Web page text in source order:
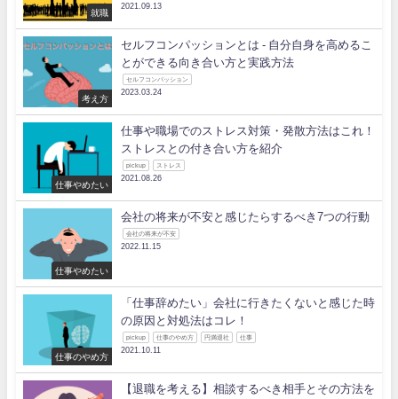
就職
2021.09.13
考え方
セルフコンパッションとは - 自分自身を高めるこ
とができる向き合い方と実践方法
セルフコンパッション
2023.03.24
仕事やめたい
仕事や職場でのストレス対策・発散方法はこれ！
ストレスとの付き合い方を紹介
pickup ストレス
2021.08.26
仕事やめたい
会社の将来が不安と感じたらするべき7つの行動
会社の将来が不安
2022.11.15
仕事のやめ方
「仕事辞めたい」会社に行きたくないと感じた時
の原因と対処法はコレ！
pickup 仕事のやめ方 円満退社 仕事
2021.10.11
【退職を考える】相談するべき相手とその方法を